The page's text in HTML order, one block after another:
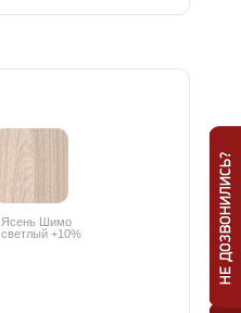
Ясень Шимо
светлый +10%